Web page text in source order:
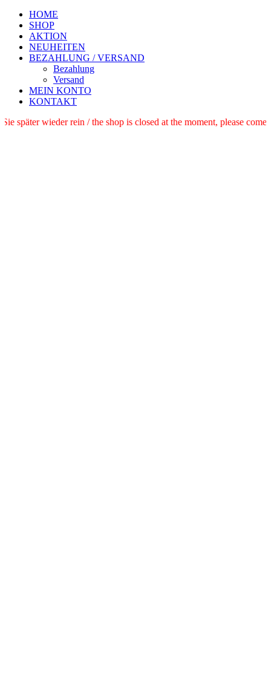
HOME
SHOP
AKTION
NEUHEITEN
BEZAHLUNG / VERSAND
Bezahlung
Versand
MEIN KONTO
KONTAKT
schauen Sie später wieder rein / the shop is closed at the moment,